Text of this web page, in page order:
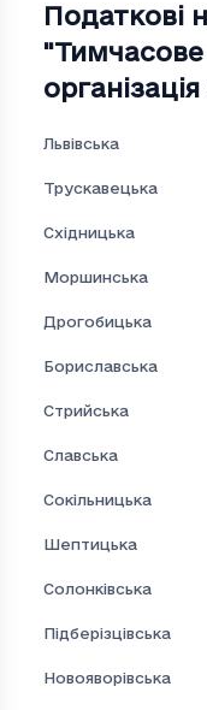
Податкові
Львівська
Трускавецька
Східницька
Моршинська
Дрогобицька
Бориславська
Стрийська
Славська
Сокільницька
Шептицька
Солонківська
Підберізцівська
Новояворівська